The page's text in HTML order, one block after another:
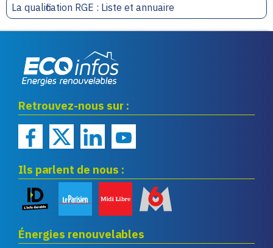
La qualification RGE : Liste et annuaire
renouvelables
Retrouvez-nous sur :
Ils parlent de nous :
Énergies renouvelables